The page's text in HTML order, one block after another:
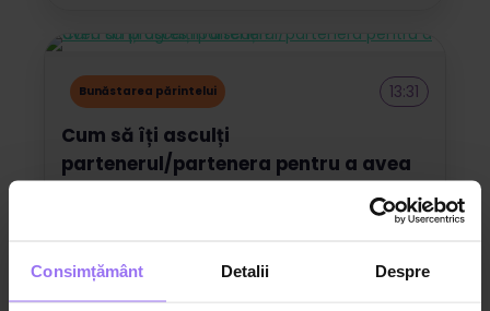
Consimțământ Detalii Despre
Bunăstarea părintelui 13:31
Cum să îți asculți
partenerul/partenera pentru a avea
Psihoterapeut